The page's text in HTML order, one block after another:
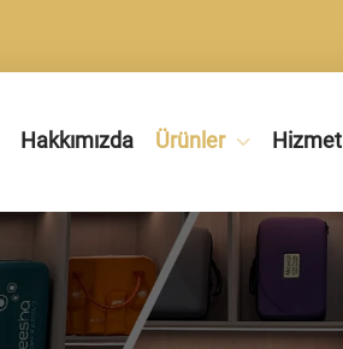
Hakkımızda Ürünler Hizmet